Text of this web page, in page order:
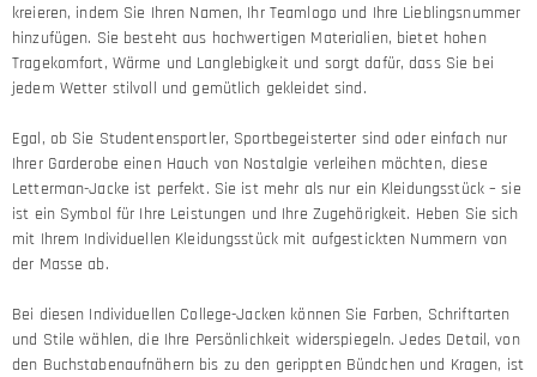
kreieren, indem Sie Ihren Namen, Ihr Teamlogo und Ihre Lieblingsnummer
hinzufügen. Sie besteht aus hochwertigen Materialien, bietet hohen
Tragekomfort, Wärme und Langlebigkeit und sorgt dafür, dass Sie bei
jedem Wetter stilvoll und gemütlich gekleidet sind.
Egal, ob Sie Studentensportler, Sportbegeisterter sind oder einfach nur
Ihrer Garderobe einen Hauch von Nostalgie verleihen möchten, diese
Letterman-Jacke ist perfekt. Sie ist mehr als nur ein Kleidungsstück – sie
ist ein Symbol für Ihre Leistungen und Ihre Zugehörigkeit. Heben Sie sich
mit Ihrem Individuellen Kleidungsstück mit aufgestickten Nummern von
der Masse ab.
Bei diesen Individuellen College-Jacken können Sie Farben, Schriftarten
und Stile wählen, die Ihre Persönlichkeit widerspiegeln. Jedes Detail, von
den Buchstabenaufnähern bis zu den gerippten Bündchen und Kragen, ist